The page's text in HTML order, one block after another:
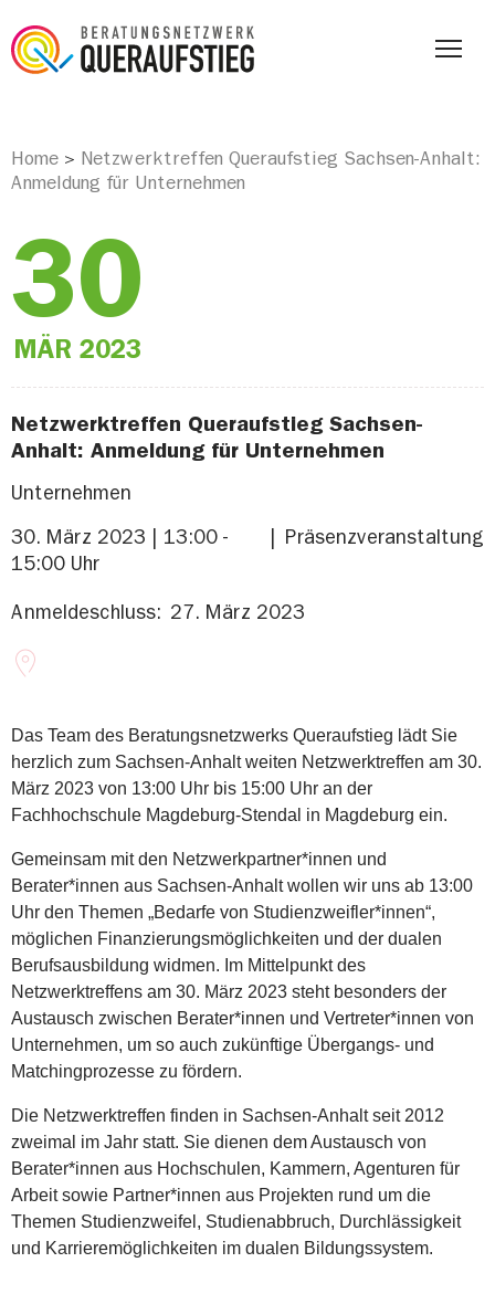
Home > Netzwerktreffen Queraufstieg Sachsen-Anhalt:
Anmeldung für Unternehmen
30
MÄR 2023
Netzwerktreffen Queraufstieg Sachsen-
Anhalt: Anmeldung für Unternehmen
Unternehmen
30. März 2023 | 13:00 -
15:00 Uhr
Präsenzveranstaltung
Anmeldeschluss: 27. März 2023
Das Team des Beratungsnetzwerks Queraufstieg lädt Sie
herzlich zum Sachsen-Anhalt weiten Netzwerktreffen am 30.
März 2023 von 13:00 Uhr bis 15:00 Uhr an der
Fachhochschule Magdeburg-Stendal in Magdeburg ein.
Gemeinsam mit den Netzwerkpartner*innen und
Berater*innen aus Sachsen-Anhalt wollen wir uns ab 13:00
Uhr den Themen „Bedarfe von Studienzweifler*innen“,
möglichen Finanzierungsmöglichkeiten und der dualen
Berufsausbildung widmen. Im Mittelpunkt des
Netzwerktreffens am 30. März 2023 steht besonders der
Austausch zwischen Berater*innen und Vertreter*innen von
Unternehmen, um so auch zukünftige Übergangs- und
Matchingprozesse zu fördern.
Die Netzwerktreffen finden in Sachsen-Anhalt seit 2012
zweimal im Jahr statt. Sie dienen dem Austausch von
Berater*innen aus Hochschulen, Kammern, Agenturen für
Arbeit sowie Partner*innen aus Projekten rund um die
Themen Studienzweifel, Studienabbruch, Durchlässigkeit
und Karrieremöglichkeiten im dualen Bildungssystem.